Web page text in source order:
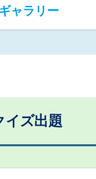
ャラリー
イズ出題